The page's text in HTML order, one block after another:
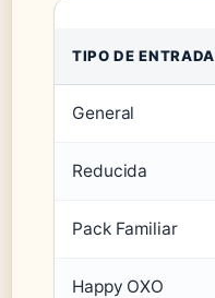
TIPO DE ENTRADA
General
Reducida
Pack Familiar
Happy OXO